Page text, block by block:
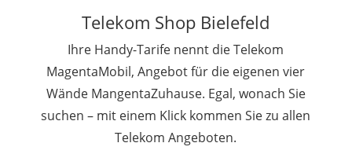
Telekom Shop Bielefeld
Ihre Handy-Tarife nennt die Telekom
MagentaMobil, Angebot für die eigenen vier
Wände MangentaZuhause. Egal, wonach Sie
suchen – mit einem Klick kommen Sie zu allen
Telekom Angeboten.